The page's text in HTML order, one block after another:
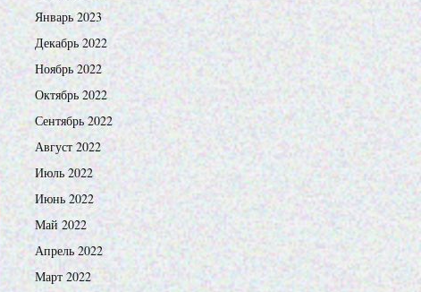
Январь 2023
Декабрь 2022
Ноябрь 2022
Октябрь 2022
Сентябрь 2022
Август 2022
Июль 2022
Июнь 2022
Май 2022
Апрель 2022
Март 2022